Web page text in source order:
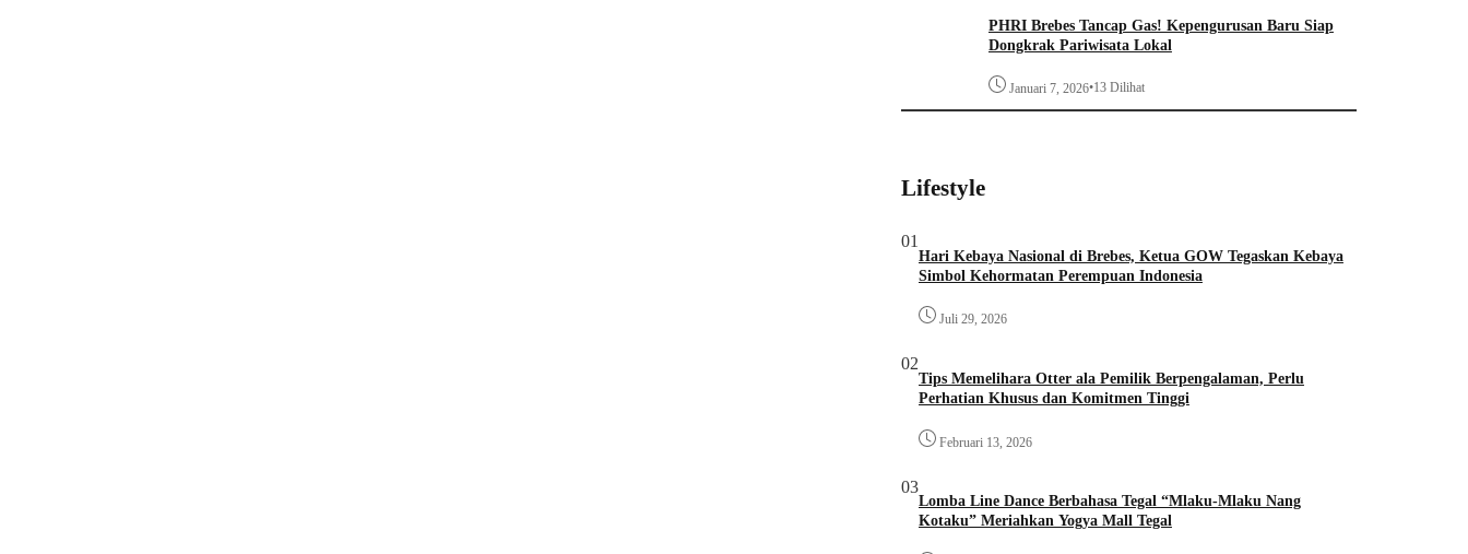
PHRI Brebes Tancap Gas! Kepengurusan Baru Siap
Dongkrak Pariwisata Lokal
Januari 7, 2026•13 Dilihat
Lifestyle
01
Hari Kebaya Nasional di Brebes, Ketua GOW Tegaskan Kebaya
Simbol Kehormatan Perempuan Indonesia
Juli 29, 2026
02
Tips Memelihara Otter ala Pemilik Berpengalaman, Perlu
Perhatian Khusus dan Komitmen Tinggi
Februari 13, 2026
03
Lomba Line Dance Berbahasa Tegal “Mlaku-Mlaku Nang
Kotaku” Meriahkan Yogya Mall Tegal